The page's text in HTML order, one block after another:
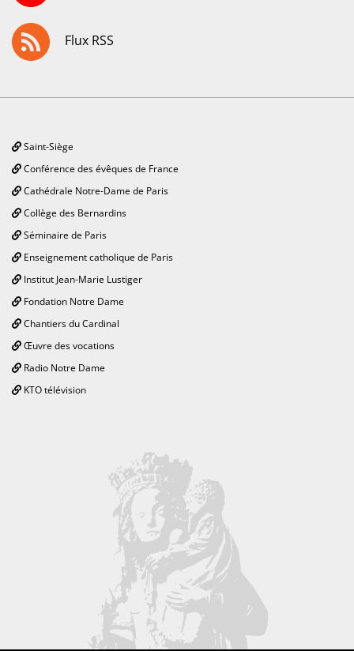
Flux RSS
Saint-Siège
Conférence des évêques de France
Cathédrale Notre-Dame de Paris
Collège des Bernardins
Séminaire de Paris
Enseignement catholique de Paris
Institut Jean-Marie Lustiger
Fondation Notre Dame
Chantiers du Cardinal
Œuvre des vocations
Radio Notre Dame
KTO télévision